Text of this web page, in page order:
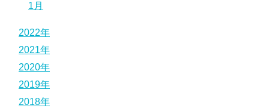
1月
2022年
2021年
2020年
2019年
2018年